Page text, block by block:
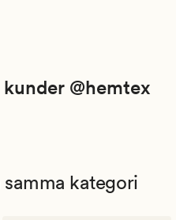
@hemtex
kategori